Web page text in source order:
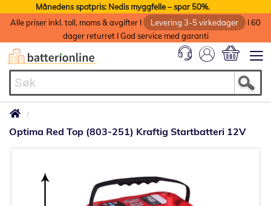
Månedens spotpris: Nedis myggfelle – spar 50%.
Alle priser inkl. toll, moms & avgifter I
Levering 3-5 virkedager
I 60
dager returret I God service med garanti
Optima Red Top (803-251) Kraftig Startbatteri 12V